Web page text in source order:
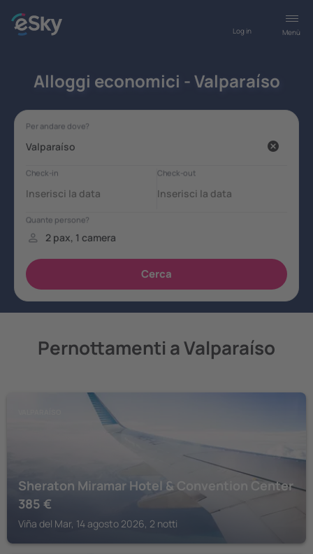
Menù
Log in
Alloggi economici - Valparaíso
Pernottamenti a Valparaíso
Sheraton Miramar Hotel & Convention Center
385 €
Viña del Mar, 14 agosto 2026, 2 notti